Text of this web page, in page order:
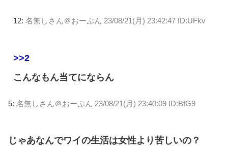
12: 名無しさん＠おーぷん 23/08/21(月) 23:42:47 ID:UFkv
>>2
こんなもん当てにならん
5: 名無しさん＠おーぷん 23/08/21(月) 23:40:09 ID:BfG9
じゃあなんでワイの生活は女性より苦しいの？